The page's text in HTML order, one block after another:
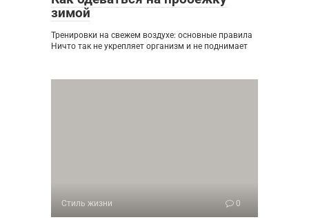
зимой
Тренировки на свежем воздухе: основные правила
Ничто так не укрепляет организм и не поднимает
Стиль жизни 0